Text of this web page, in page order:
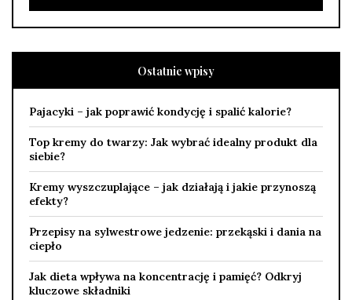
Ostatnie wpisy
Pajacyki – jak poprawić kondycję i spalić kalorie?
Top kremy do twarzy: Jak wybrać idealny produkt dla
siebie?
Kremy wyszczuplające – jak działają i jakie przynoszą
efekty?
Przepisy na sylwestrowe jedzenie: przekąski i dania na
ciepło
Jak dieta wpływa na koncentrację i pamięć? Odkryj
kluczowe składniki